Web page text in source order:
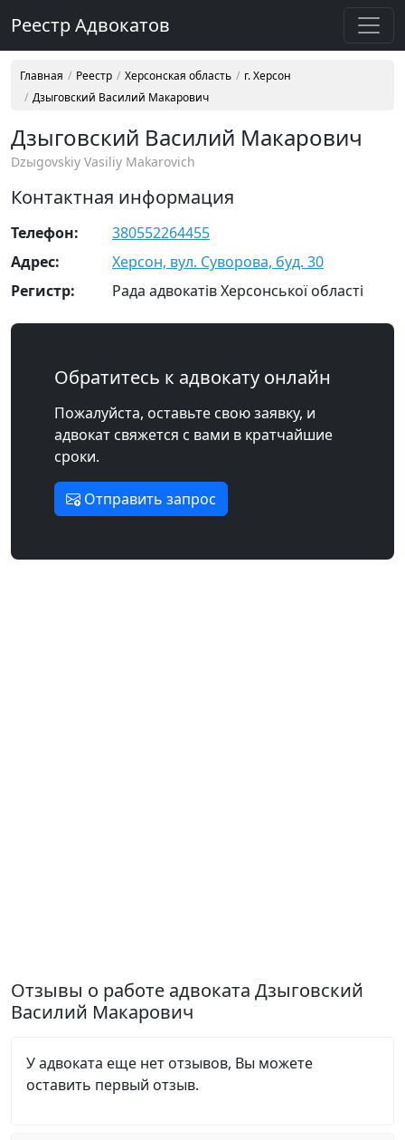
Реестр Адвокатов
Главная Реестр Херсонская область
г. Херсон
Дзыговский Василий Макарович
Дзыговский Василий Макарович
Dzыgovskiy Vasiliy Makarovich
Контактная информация
Телефон:
380552264455
Адрес:
Херсон, вул. Суворова, буд. 30
Регистр:
Рада адвокатів Херсонської області
Обратитесь к адвокату онлайн
Пожалуйста, оставьте свою заявку, и
адвокат свяжется с вами в кратчайшие
сроки.
Отправить запрос
Отзывы о работе адвоката Дзыговский
Василий Макарович
У адвоката еще нет отзывов, Вы можете
оставить первый отзыв.